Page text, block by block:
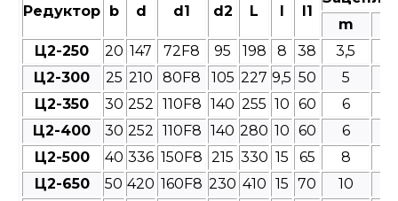
Редуктор b d d1 d2 L l1
m
Ц2-250
20 147 72F8 95 198 8 38 3,5
Ц2-300
25 210 80F8 105 227 9,5 50 5
Ц2-350
30 252 110F8 140 255 10 60 6
Ц2-400
30 252 110F8 140 280 10 60 6
Ц2-500
40 336 150F8 215 330 15 65 8
Ц2-650
50 420 160F8 230 410 15 70 10